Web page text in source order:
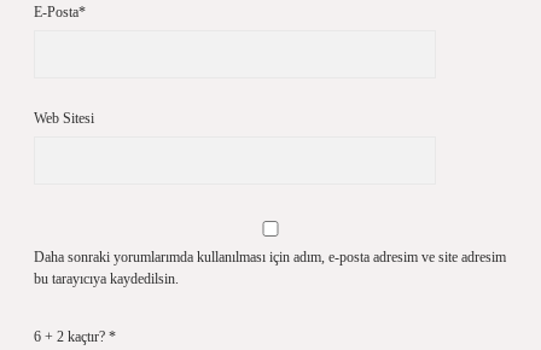
E-Posta*
Web Sitesi
Daha sonraki yorumlarımda kullanılması için adım, e-posta adresim ve site adresim
bu tarayıcıya kaydedilsin.
6 + 2 kaçtır? *